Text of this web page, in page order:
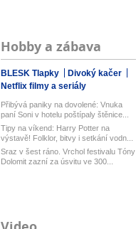
Hobby a zábava
BLESK Tlapky
Divoký kačer
Netflix filmy a seriály
Přibývá paniky na dovolené: Vnuka
paní Soni v hotelu poštípaly štěnice...
Tipy na víkend: Harry Potter na
výstavě! Folklor, bitvy i setkání vodn...
Sraz v šest ráno. Vrchol festivalu Tóny
Dolomit zazní za úsvitu ve 300...